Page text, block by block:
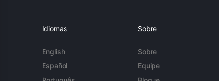
Idiomas
English
Español
Sobre
Sobre
Equipe